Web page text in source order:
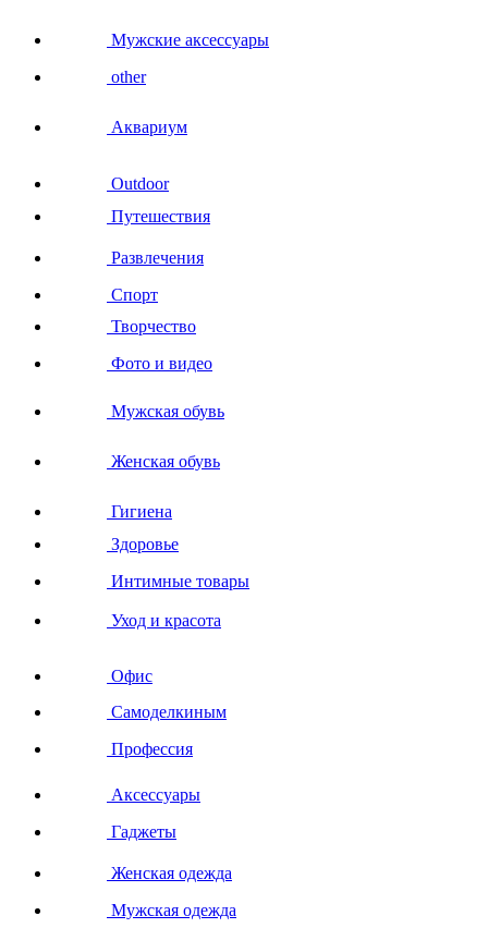
Мужские аксессуары
other
Аквариум
Outdoor
Путешествия
Развлечения
Спорт
Творчество
Фото и видео
Мужская обувь
Женская обувь
Гигиена
Здоровье
Интимные товары
Уход и красота
Офис
Самоделкиным
Профессия
Аксессуары
Гаджеты
Женская одежда
Мужская одежда